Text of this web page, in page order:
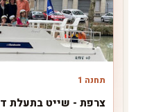
תחנה 1
צרפת - שייט בתעלת